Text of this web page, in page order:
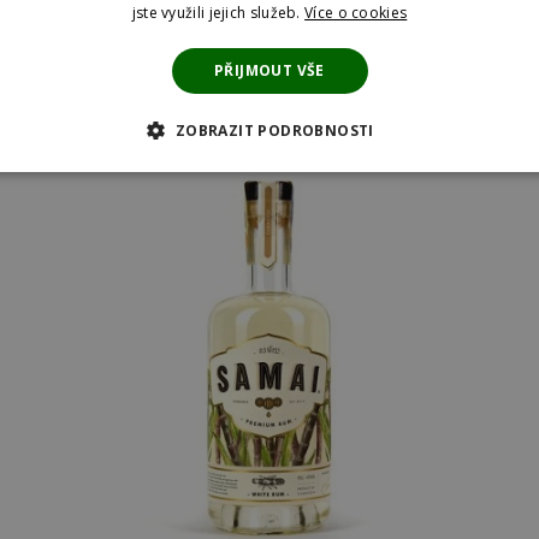
jste využili jejich služeb.Více o cookies
PŘIJMOUT VŠE
ZOBRAZIT PODROBNOSTI
ANALYTICKÉ COOKIES MARKETINGOVÉ